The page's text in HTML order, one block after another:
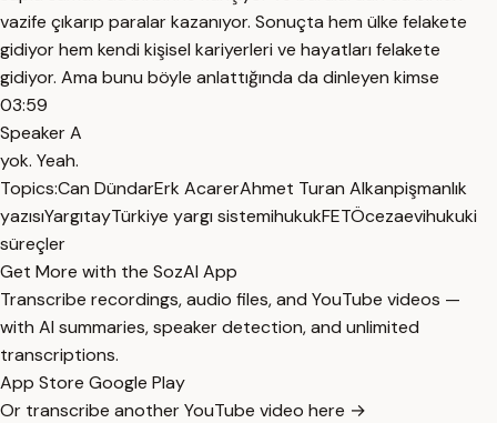
vazife çıkarıp paralar kazanıyor. Sonuçta hem ülke felakete
gidiyor hem kendi kişisel kariyerleri ve hayatları felakete
gidiyor. Ama bunu böyle anlattığında da dinleyen kimse
03:59
Speaker A
yok. Yeah.
Topics:Can DündarErk AcarerAhmet Turan Alkanpişmanlık
yazısıYargıtayTürkiye yargı sistemihukukFETÖcezaevihukuki
süreçler
Get More with the SozAI App
Transcribe recordings, audio files, and YouTube videos —
with AI summaries, speaker detection, and unlimited
transcriptions.
App Store Google Play
Or transcribe another YouTube video here →